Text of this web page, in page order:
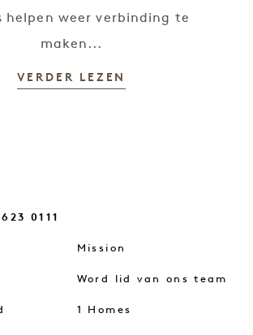
helpen weer verbinding te
maken...
VERDER LEZEN
0111
Mission
Word lid van ons team
1 Homes